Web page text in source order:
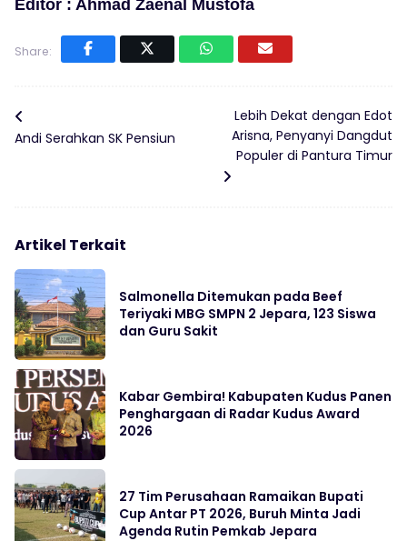
Editor : Ahmad Zaenal Mustofa
Share:
Andi Serahkan SK Pensiun
Lebih Dekat dengan Edot
Arisna, Penyanyi Dangdut
Populer di Pantura Timur
Artikel Terkait
Salmonella Ditemukan pada Beef
Teriyaki MBG SMPN 2 Jepara, 123 Siswa
dan Guru Sakit
Kabar Gembira! Kabupaten Kudus Panen
Penghargaan di Radar Kudus Award
2026
27 Tim Perusahaan Ramaikan Bupati
Cup Antar PT 2026, Buruh Minta Jadi
Agenda Rutin Pemkab Jepara